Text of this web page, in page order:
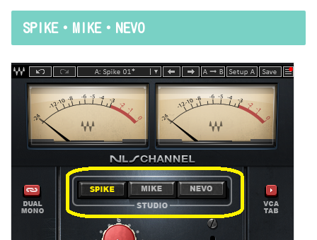
で基本的なつまみに関する説明を毎回書くのも、それはそれで面倒く
SPIKE・MIKE・NEVO